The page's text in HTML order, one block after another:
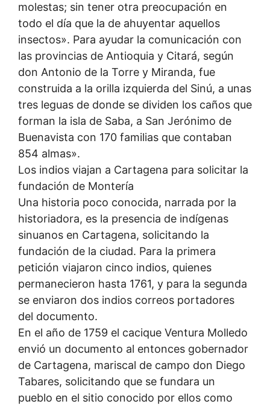
molestas; sin tener otra preocupación en
todo el día que la de ahuyentar aquellos
insectos». Para ayudar la comunicación con
las provincias de Antioquia y Citará, según
don Antonio de la Torre y Miranda, fue
construida a la orilla izquierda del Sinú, a unas
tres leguas de donde se dividen los caños que
forman la isla de Saba, a San Jerónimo de
Buenavista con 170 familias que contaban
854 almas».
Los indios viajan a Cartagena para solicitar la
fundación de Montería
Una historia poco conocida, narrada por la
historiadora, es la presencia de indígenas
sinuanos en Cartagena, solicitando la
fundación de la ciudad. Para la primera
petición viajaron cinco indios, quienes
permanecieron hasta 1761, y para la segunda
se enviaron dos indios correos portadores
del documento.
En el año de 1759 el cacique Ventura Molledo
envió un documento al entonces gobernador
de Cartagena, mariscal de campo don Diego
Tabares, solicitando que se fundara un
pueblo en el sitio conocido por ellos como